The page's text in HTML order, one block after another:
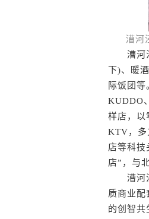
漕河
漕河泾
下)、暖
际饭团
KUDDO
样店，以
KTV，多
店等科技
店”，与
漕河泾
质商业配
的创智共